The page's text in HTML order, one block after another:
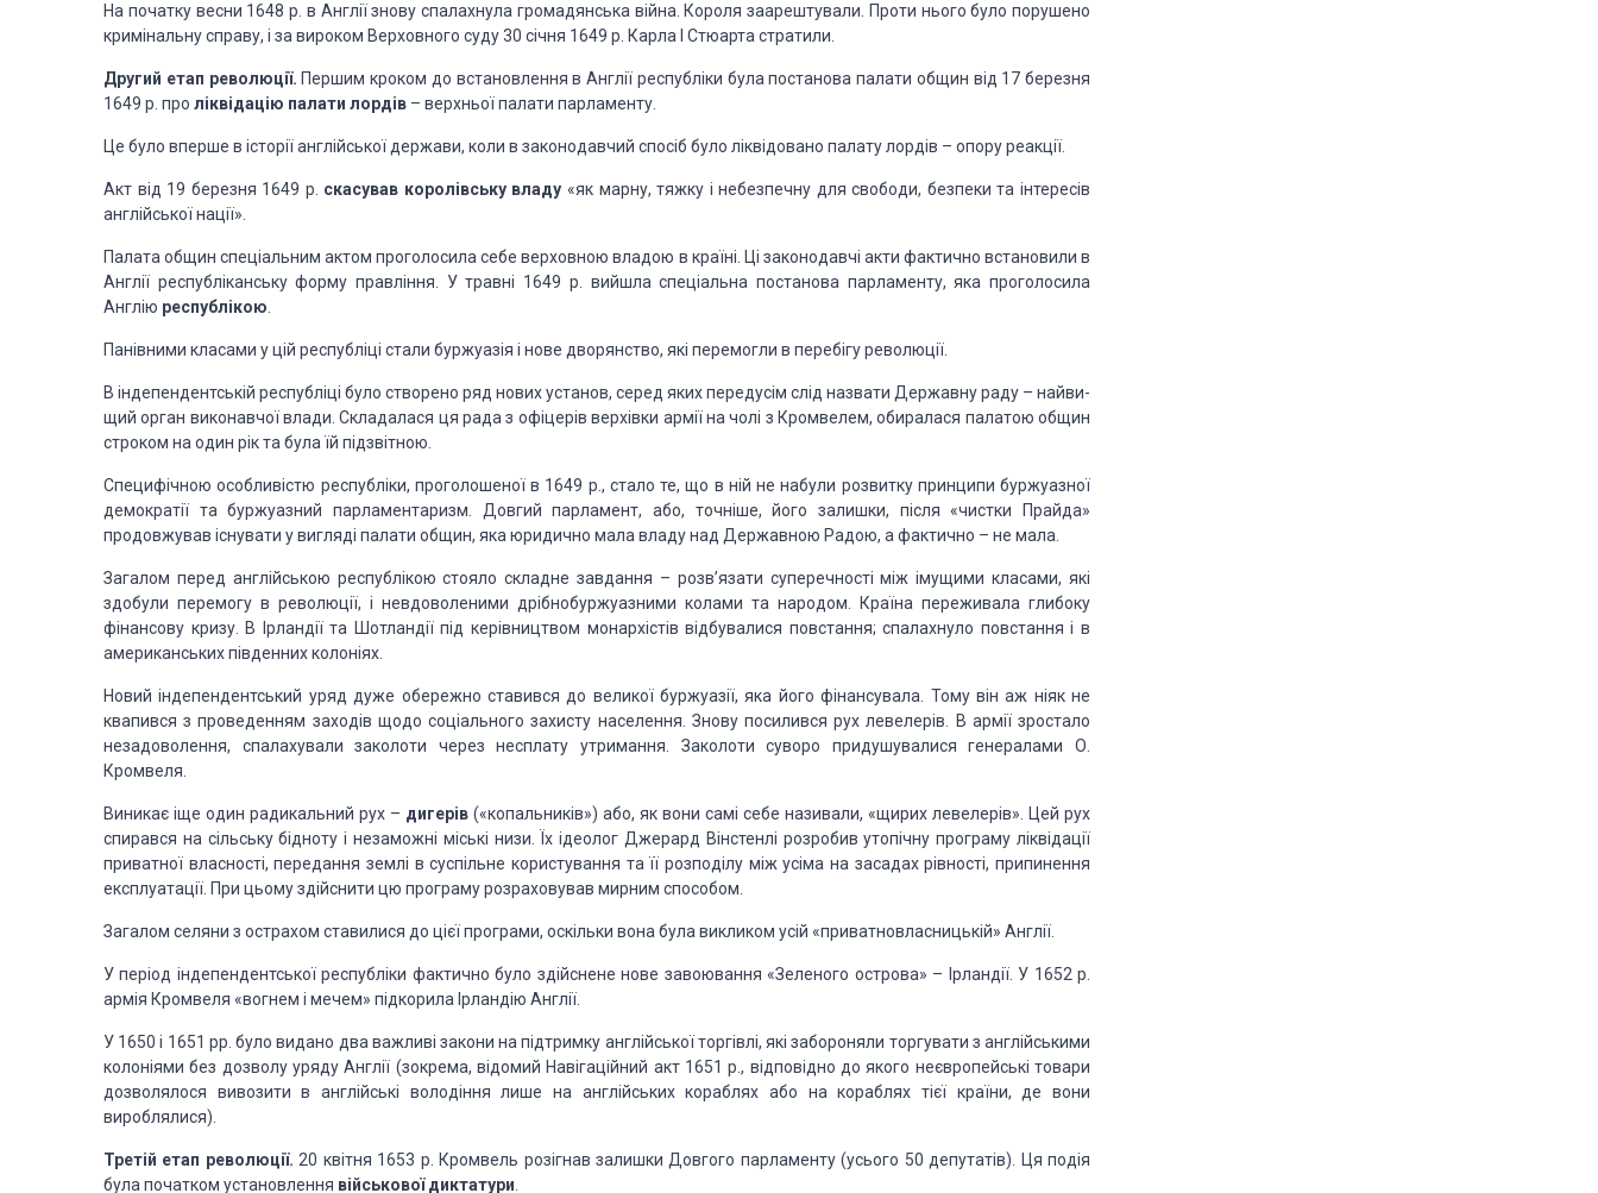
На початку весни 1648 р. в Англії знову спалахнула громадян­ська війна. Короля заарештували. Проти нього було порушено
кримінальну справу, і за вироком Верховного суду 30 січня 1649 р. Карла І Стюарта стратили.
Другий етап революції. Першим кроком до встановлення в Англії республіки була постанова палати общин від 17 березня
1649 р. про ліквідацію палати лордів – верхньої палати парламенту.
Це було вперше в історії англійської держави, коли в законодав­чий спосіб було ліквідовано палату лордів – опору реакції.
Акт від 19 березня 1649 р. скасував королівську владу «як мар­ну, тяжку і небезпечну для свободи, безпеки та інтересів
англій­ської нації».
Палата общин спеціальним актом проголосила себе верховною владою в країні. Ці законодавчі акти фактично встановили в
Анг­лії республіканську форму правління. У травні 1649 р. вийшла спе­ціальна постанова парламенту, яка проголосила
Англію республікою
Панівними класами у цій республіці стали буржуазія і нове дворянство, які перемогли в перебігу революції.
В індепендентській республіці було створено ряд нових уста­нов, серед яких передусім слід назвати Державну раду – найви­
щий орган виконавчої влади. Складалася ця рада з офіцерів верхів­ки армії на чолі з Кромвелем, обиралася палатою общин
строком на один рік та була їй підзвітною.
Специфічною особливістю республіки, проголошеної в 1649 р., стало те, що в ній не набули розвитку принципи буржуазної
демо­кратії та буржуазний парламентаризм. Довгий парламент, або, точ­ніше, його залишки, після «чистки Прайда»
продовжував існувати у вигляді палати общин, яка юридично мала владу над Державною Радою, а фактично – не мала.
Загалом перед англійською республікою стояло складне зав­дання – розв’язати суперечності між імущими класами, які
здобули перемогу в революції, і невдоволеними дрібнобуржуазними колами та народом. Країна переживала глибоку
фінансову кризу. В Ірландії та Шотландії під керівництвом монархістів відбувалися повстання; спалахнуло повстання і в
американських південних колоніях.
Новий індепендентський уряд дуже обережно ставився до ве­ликої буржуазії, яка його фінансувала. Тому він аж ніяк не
квапився з проведенням заходів щодо соціального захисту населення. Знову посилився рух левелерів. В армії зростало
незадоволення, спала­хували заколоти через несплату утримання. Заколоти суворо придушувалися генералами О.
Кромвеля.
Виникає іще один радикальний рух – дигерів («копальників») або, як вони самі себе називали, «щирих левелерів». Цей рух
спирався на сільську бідноту і незаможні міські низи. Їх ідеолог Джерард Вінстенлі розробив утопічну програму ліквідації
приватної власності, передання землі в суспільне користування та її розподілу між усіма на засадах рівності, припинення
експлуата­ції. При цьому здійснити цю програму розраховував мирним спо­собом.
Загалом селяни з острахом ставилися до цієї програми, оскіль­ки вона була викликом усій «приватновласницькій» Англії.
У період індепендентської республіки фактично було здійснене нове завоювання «Зеленого острова» – Ірландії. У 1652 р.
армія Кромвеля «вогнем і мечем» підкорила Ірландію Англії.
У 1650 і 1651 рр. було видано два важливі закони на підтримку англійської торгівлі, які забороняли торгувати з англійськими
ко­лоніями без дозволу уряду Англії (зокрема, відомий Навігаційний акт 1651 р., відповідно до якого неєвропейські товари
дозволялося вивозити в англійські володіння лише на англійських кораблях або на кораблях тієї країни, де вони
вироблялися).
Третій етап революції. 20 квітня 1653 р. Кромвель розігнав залишки Довгого парламенту (усього 50 депутатів). Ця подія
була початком установлення військової диктатури